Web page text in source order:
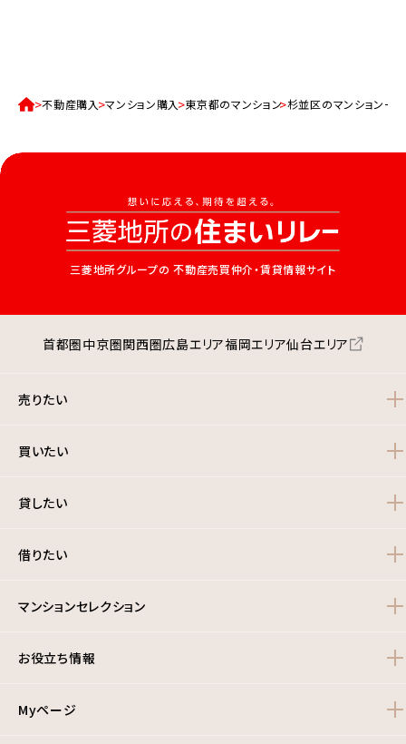
不動産購入 マンション購入 東京都のマンション 杉並区のマンション一
三菱地所グループの 不動産売買仲介・賃貸情報サイト
首都圏中京圏関西圏広島エリア福岡エリア仙台エリア
売りたい
買いたい
貸したい
借りたい
マンションセレクション
お役立ち情報
Myページ